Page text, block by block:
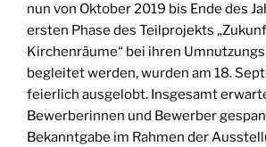
nun von Oktober 2019 bis Ende des
ersten Phase des Teilprojekts
Kirchenräume“ bei ihren
begleitet werden, wurden am 18.
feierlich ausgelobt. Insgesamt
Bewerberinnen und Bewerber
Bekanntgabe im Rahmen der